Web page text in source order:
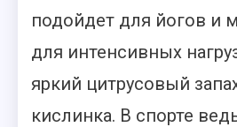
подойдет для йогов и
для интенсивных
яркий цитрусовый
кислинка. В спорте